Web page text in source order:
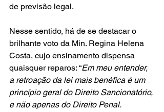
de previsão legal.
Nesse sentido, há de se destacar o
brilhante voto da Min. Regina Helena
Costa, cujo ensinamento dispensa
quaisquer reparos: “Em meu entender,
a retroação da lei mais benéfica é um
princípio geral do Direito Sancionatório,
e não apenas do Direito Penal.